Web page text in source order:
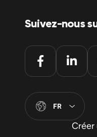
Suivez-nous
FR
Créer